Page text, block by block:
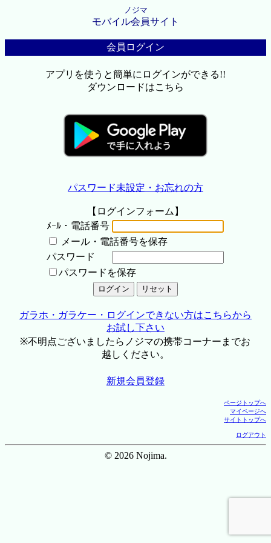
ノジマ
モバイル会員サイト
会員ログイン
アプリを使うと簡単にログインができる!!
ダウンロードはこちら
パスワード未設定・お忘れの方
【ログインフォーム】
ﾒｰﾙ・電話番号
メール・電話番号を保存
パスワード
パスワードを保存
ガラホ・ガラケー・ログインできない方はこちらから
お試し下さい
※不明点ございましたらノジマの携帯コーナーまでお
越しください。
新規会員登録
ページトップへ
マイページへ
サイトトップへ
ログアウト
© 2026 Nojima.